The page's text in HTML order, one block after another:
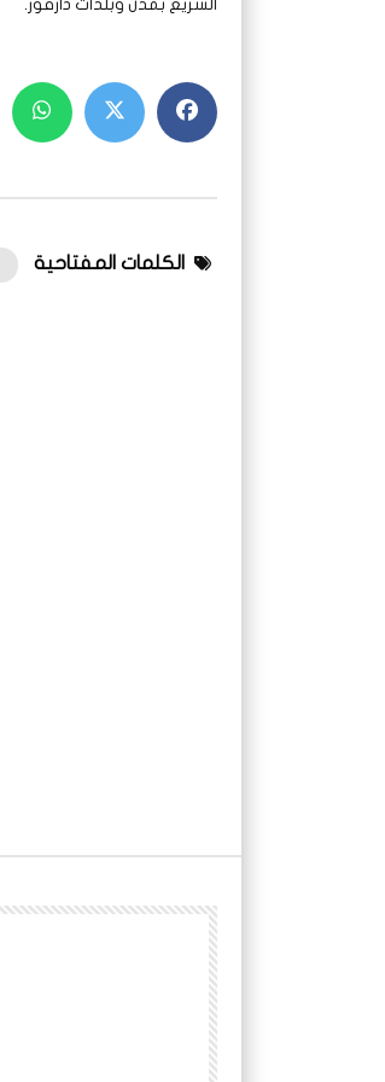
السريع بمدن وبلدات دارفور.
الكلمات المفتاحية